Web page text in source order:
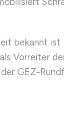
bekannt ist
Vorreiter
GEZ-